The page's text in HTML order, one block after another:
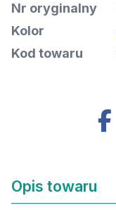
Nr oryginalny
Kolor
Kod towaru
Opis towaru